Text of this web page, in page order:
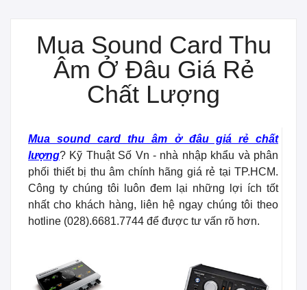
Mua Sound Card Thu
Âm Ở Đâu Giá Rẻ
Chất Lượng
Mua sound card thu âm ở đâu giá rẻ chất
lượng? Kỹ Thuật Số Vn - nhà nhập khẩu và phân
phối thiết bị thu âm chính hãng giá rẻ tại TP.HCM.
Công ty chúng tôi luôn đem lại những lợi ích tốt
nhất cho khách hàng, liên hệ ngay chúng tôi theo
hotline (028).6681.7744 để được tư vấn rõ hơn.